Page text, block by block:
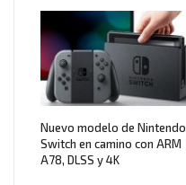
Nuevo modelo de Nintendo
Switch en camino con ARM
A78, DLSS y 4K